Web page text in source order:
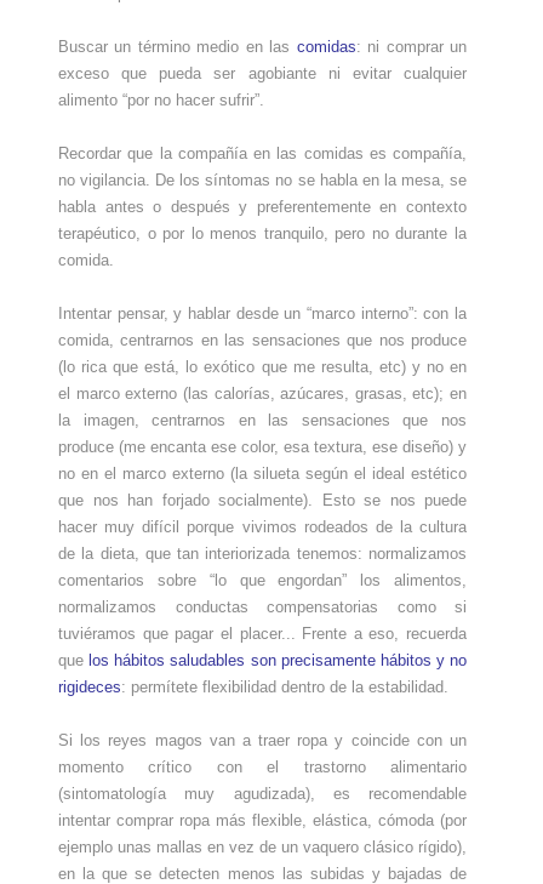
Buscar un término medio en las comidas: ni comprar un
exceso que pueda ser agobiante ni evitar cualquier
alimento “por no hacer sufrir”.
Recordar que la compañía en las comidas es compañía,
no vigilancia. De los síntomas no se habla en la mesa, se
habla antes o después y preferentemente en contexto
terapéutico, o por lo menos tranquilo, pero no durante la
comida.
Intentar pensar, y hablar desde un “marco interno”: con la
comida, centrarnos en las sensaciones que nos produce
(lo rica que está, lo exótico que me resulta, etc) y no en
el marco externo (las calorías, azúcares, grasas, etc); en
la imagen, centrarnos en las sensaciones que nos
produce (me encanta ese color, esa textura, ese diseño) y
no en el marco externo (la silueta según el ideal estético
que nos han forjado socialmente). Esto se nos puede
hacer muy difícil porque vivimos rodeados de la cultura
de la dieta, que tan interiorizada tenemos: normalizamos
comentarios sobre “lo que engordan” los alimentos,
normalizamos conductas compensatorias como si
tuviéramos que pagar el placer... Frente a eso, recuerda
quelos hábitos saludables son precisamente hábitos y no
rigideces: permítete flexibilidad dentro de la estabilidad.
Si los reyes magos van a traer ropa y coincide con un
momento crítico con el trastorno alimentario
(sintomatología muy agudizada), es recomendable
intentar comprar ropa más flexible, elástica, cómoda (por
ejemplo unas mallas en vez de un vaquero clásico rígido),
en la que se detecten menos las subidas y bajadas de